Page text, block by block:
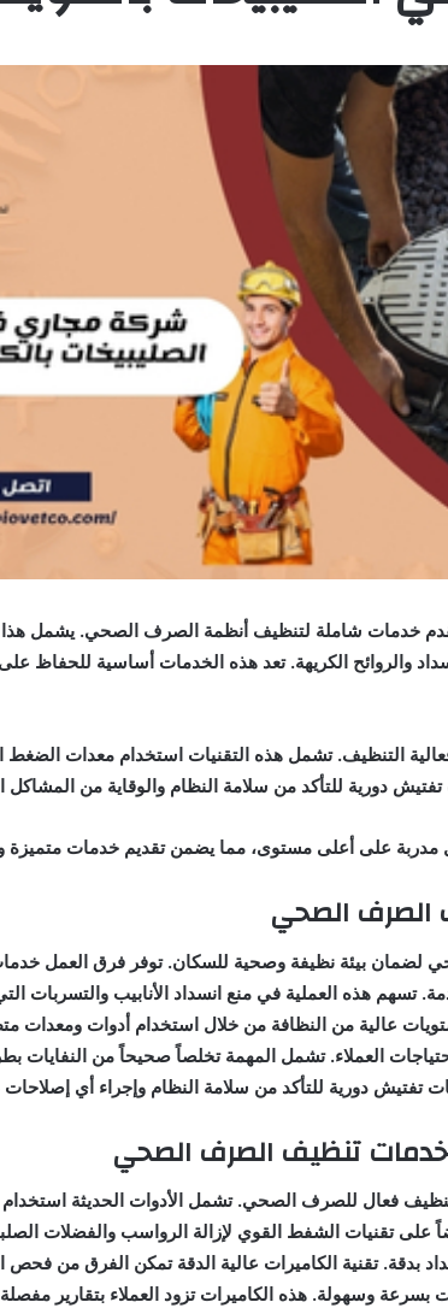
خدمات شاملة لتنظيف أنظمة الصرف الصحي. يشمل هذا
والروائح الكريهة. تعد هذه الخدمات أساسية للحفاظ على
التنظيف. تشمل هذه التقنيات استخدام معدات الضغط
تفتيش دورية للتأكد من سلامة النظام والوقاية من المشاكل
على أعلى مستوى، مما يضمن تقديم خدمات متميزة
الصحي
لضمان بيئة نظيفة وصحية للسكان. توفر فرق العمل
تسهم هذه العملية في منع انسداد الأنابيب والتسربات
عالية من النظافة من خلال استخدام أدوات ومعدات
العملاء. تشمل المهمة تخلصاً صحيحاً من النفايات
تفتيش دورية للتأكد من سلامة النظام وإجراء أي
تنظيف الصرف الصحي
فعال للصرف الصحي. تشمل الأدوات الحديثة
على تقنيات الشفط القوي لإزالة الرواسب والفضلات
بدقة. تقنية الكاميرات عالية الدقة تمكن الفرق من فحص
وسهولة. هذه الكاميرات تزود العملاء بتقارير